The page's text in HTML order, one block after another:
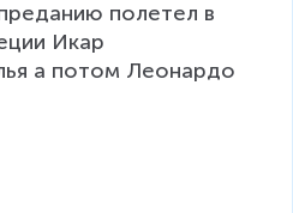
полетел в
Икар
а потом Леонардо